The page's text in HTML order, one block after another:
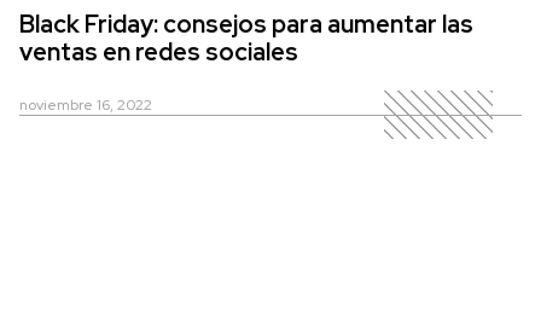
Black Friday: consejos para aumentar las
ventas en redes sociales
noviembre 16, 2022